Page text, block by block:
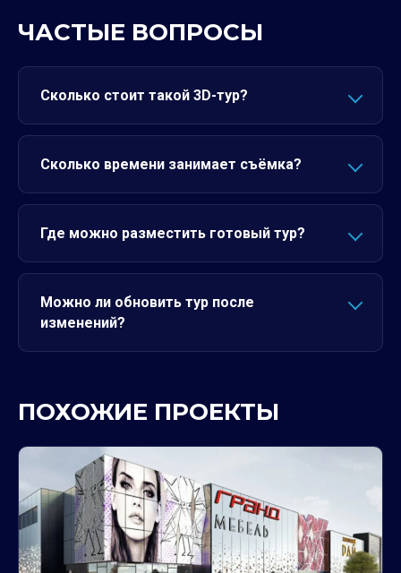
ЧАСТЫЕ ВОПРОСЫ
Сколько стоит такой 3D-тур?
Сколько времени занимает съёмка?
Где можно разместить готовый тур?
Можно ли обновить тур после
изменений?
ПОХОЖИЕ ПРОЕКТЫ